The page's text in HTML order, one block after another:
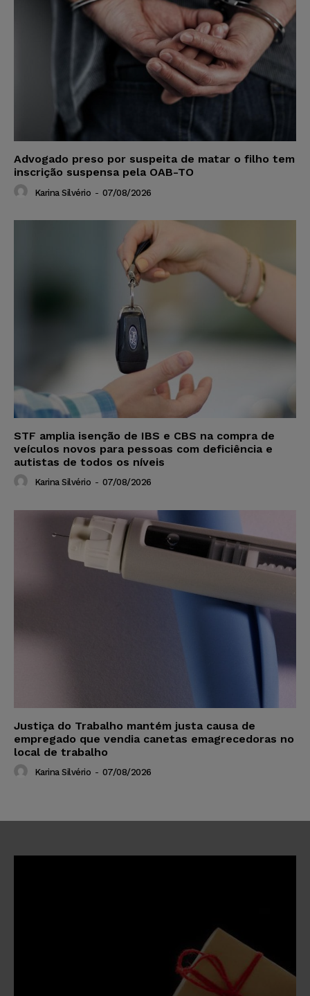
Advogado preso por suspeita de matar o filho tem
inscrição suspensa pela OAB-TO
Karina Silvério - 07/08/2026
STF amplia isenção de IBS e CBS na compra de
veículos novos para pessoas com deficiência e
autistas de todos os níveis
Karina Silvério - 07/08/2026
Justiça do Trabalho mantém justa causa de
empregado que vendia canetas emagrecedoras no
local de trabalho
Karina Silvério - 07/08/2026